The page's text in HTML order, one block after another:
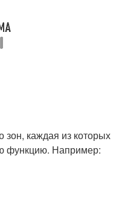
зон, каждая из которых
функцию. Например: